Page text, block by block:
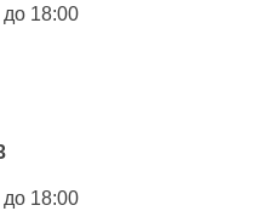
18:00
18:00